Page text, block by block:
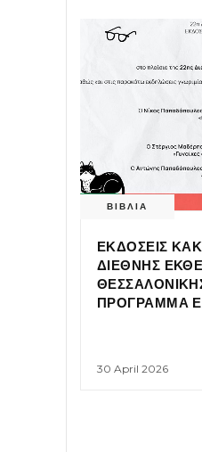
ΒΙΒΛΙΑ
ΕΚΔΟΣΕΙΣ
ΔΙΕΘΝΗΣ
ΠΡΟΓΡΑΜΜΑ
30 April 2026